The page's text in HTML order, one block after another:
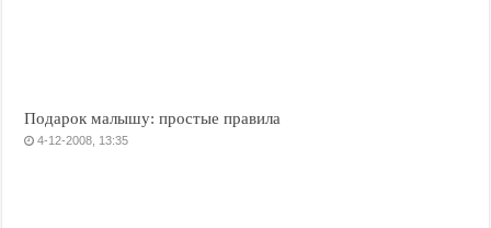
Подарок малышу: простые правила
4-12-2008, 13:35